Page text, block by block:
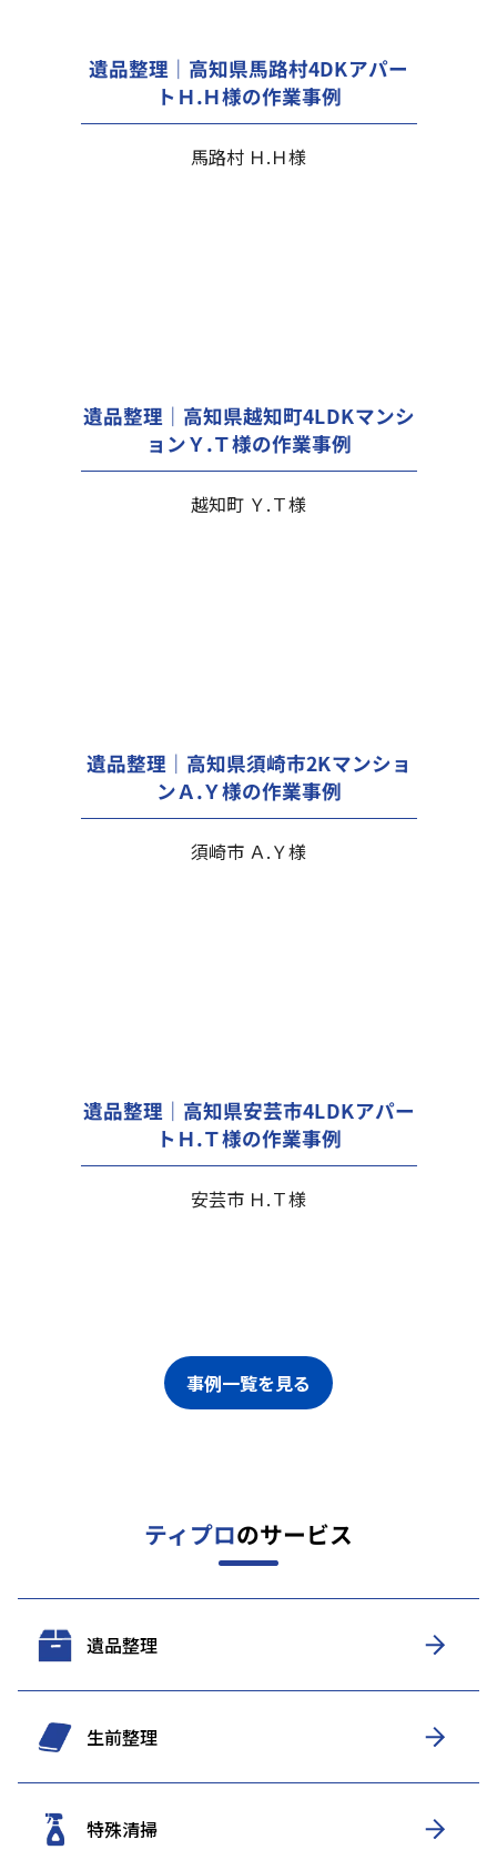
遺品整理｜高知県馬路村4DKアパー
トＨ.Ｈ様の作業事例
馬路村 Ｈ.Ｈ様
遺品整理｜高知県越知町4LDKマンシ
ョンＹ.Ｔ様の作業事例
越知町 Ｙ.Ｔ様
遺品整理｜高知県須崎市2Kマンショ
ンＡ.Ｙ様の作業事例
須崎市 Ａ.Ｙ様
遺品整理｜高知県安芸市4LDKアパー
トＨ.Ｔ様の作業事例
安芸市 Ｈ.Ｔ様
事例一覧を見る
ティプロのサービス
遺品整理
生前整理
特殊清掃